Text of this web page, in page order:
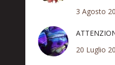
3 Agosto
20 Luglio